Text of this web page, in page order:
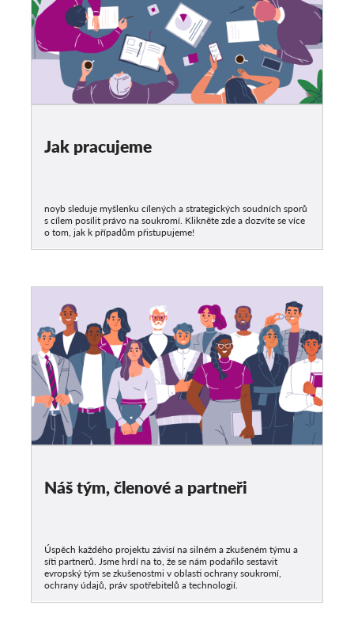
Jak pracujeme
noyb sleduje myšlenku cílených a strategických soudních sporů
s cílem posílit právo na soukromí. Klikněte zde a dozvíte se více
o tom, jak k případům přistupujeme!
Náš tým, členové a partneři
Úspěch každého projektu závisí na silném a zkušeném týmu a
síti partnerů. Jsme hrdí na to, že se nám podařilo sestavit
evropský tým se zkušenostmi v oblasti ochrany soukromí,
ochrany údajů, práv spotřebitelů a technologií.